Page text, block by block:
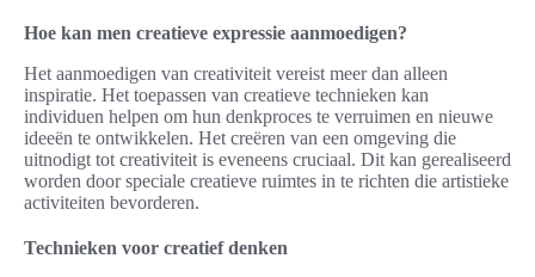
Hoe kan men creatieve expressie aanmoedigen?
Het aanmoedigen van creativiteit vereist meer dan alleen
inspiratie. Het toepassen van creatieve technieken kan
individuen helpen om hun denkproces te verruimen en nieuwe
ideeën te ontwikkelen. Het creëren van een omgeving die
uitnodigt tot creativiteit is eveneens cruciaal. Dit kan gerealiseerd
worden door speciale creatieve ruimtes in te richten die artistieke
activiteiten bevorderen.
Technieken voor creatief denken